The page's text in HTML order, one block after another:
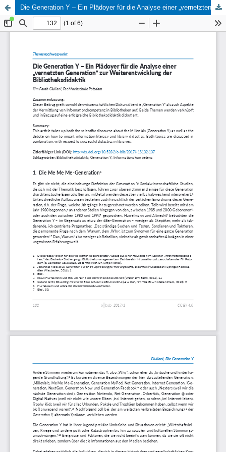
Die Generation Y – Ein Plädoyer für die Analyse einer „vernetzten Generation“ zur Weiterentwicklung der Bibliotheksdidaktik